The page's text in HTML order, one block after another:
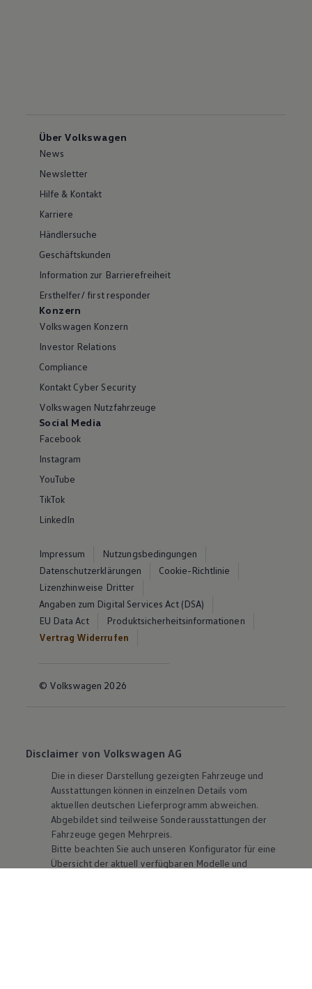
Über Volkswagen
News
Newsletter
Hilfe & Kontakt
Karriere
Händlersuche
Geschäftskunden
Information zur Barrierefreiheit
Ersthelfer/ first responder
Konzern
Volkswagen Konzern
Investor Relations
Compliance
Kontakt Cyber Security
Volkswagen Nutzfahrzeuge
Social Media
Facebook
Instagram
YouTube
TikTok
LinkedIn
Impressum
Nutzungsbedingungen
Datenschutzerklärungen
Cookie-Richtlinie
Lizenzhinweise Dritter
Angaben zum Digital Services Act (DSA)
EU Data Act
Produktsicherheitsinformationen
Vertrag Widerrufen
© Volkswagen 2026
Disclaimer von Volkswagen AG
Die in dieser Darstellung gezeigten Fahrzeuge und
Ausstattungen können in einzelnen Details vom
aktuellen deutschen Lieferprogramm abweichen.
Abgebildet sind teilweise Sonderausstattungen der
Fahrzeuge gegen Mehrpreis.
Bitte beachten Sie auch unseren Konfigurator für eine
Übersicht der aktuell verfügbaren Modelle und